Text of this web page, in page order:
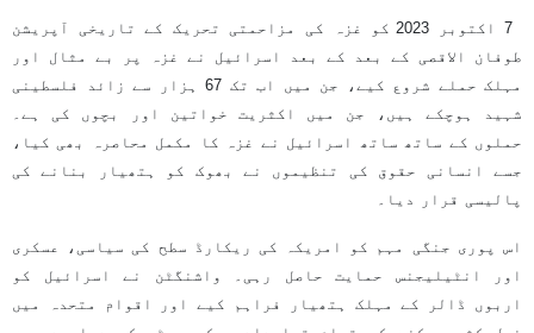
7 اکتوبر 2023 کو غزہ کی مزاحمتی تحریک کے تاریخی آپریشن
طوفان الاقصی کے بعد کے بعد اسرائیل نے غزہ پر بے مثال اور
مہلک حملے شروع کیے، جن میں اب تک 67 ہزار سے زائد فلسطینی
شہید ہوچکے ہیں، جن میں اکثریت خواتین اور بچوں کی ہے۔
حملوں کے ساتھ ساتھ اسرائیل نے غزہ کا مکمل محاصرہ بھی کیا،
جسے انسانی حقوق کی تنظیموں نے بھوک کو ہتھیار بنانے کی
پالیسی قرار دیا۔
اس پوری جنگی مہم کو امریکہ کی ریکارڈ سطح کی سیاسی، عسکری
اور انٹیلیجنس حمایت حاصل رہی۔ واشنگٹن نے اسرائیل کو
اربوں ڈالر کے مہلک ہتھیار فراہم کیے اور اقوام متحدہ میں